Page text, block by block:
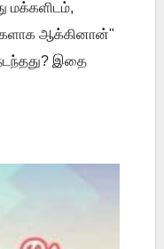
மக்களிடம்,
ஆக்கினான்"
இதை